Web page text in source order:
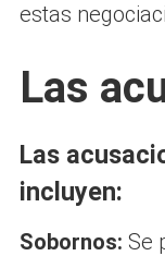
estas
Las
Las
incluyen:
Sobornos: Se